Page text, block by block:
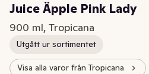
Juice Äpple Pink Lady
900 ml, Tropicana
Utgått ur sortimentet
Visa alla varor från Tropicana